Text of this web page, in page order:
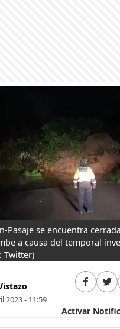
Pasaje se encuentra
a causa del temporal
Twitter)
2023 - 11:59
Activar